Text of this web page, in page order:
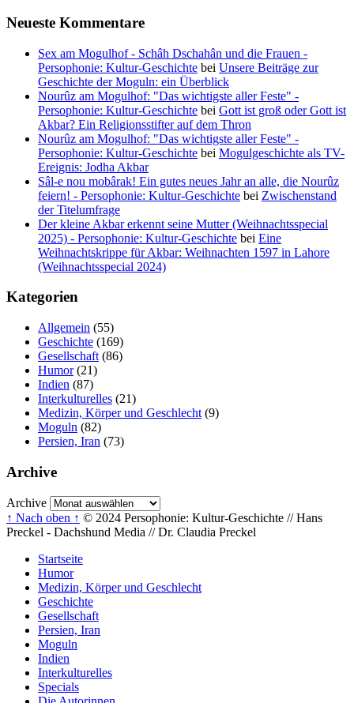
Neueste Kommentare
Sex am Mogulhof - Schâh Dschahân und die Frauen -
Persophonie: Kultur-Geschichte bei Unsere Beiträge zur
Geschichte der Moguln: ein Überblick
Nourûz am Mogulhof: "Das wichtigste aller Feste" -
Persophonie: Kultur-Geschichte bei Gott ist groß oder Gott ist
Akbar? Ein Religionsstifter auf dem Thron
Nourûz am Mogulhof: "Das wichtigste aller Feste" -
Persophonie: Kultur-Geschichte bei Mogulgeschichte als TV-
Ereignis: Jodha Akbar
Sâl-e nou mobârak! Ein gutes neues Jahr an alle, die Nourûz
feiern! - Persophonie: Kultur-Geschichte bei Zwischenstand
der Titelumfrage
Der kleine Akbar erkennt seine Mutter (Weihnachtsspecial
2025) - Persophonie: Kultur-Geschichte bei Eine
Weihnachtskrippe für Akbar: Weihnachten 1597 in Lahore
(Weihnachtsspecial 2024)
Kategorien
Allgemein (55)
Geschichte (169)
Gesellschaft (86)
Humor(21)
Indien (87)
Interkulturelles (21)
Medizin, Körper und Geschlecht (9)
Moguln (82)
Persien, Iran (73)
Archive
Archive
↑ Nach oben ↑ © 2024 Persophonie: Kultur-Geschichte // Hans
Preckel - Dachshund Media // Dr. Claudia Preckel
Startseite
Humor
Medizin, Körper und Geschlecht
Geschichte
Gesellschaft
Persien, Iran
Moguln
Indien
Interkulturelles
Specials